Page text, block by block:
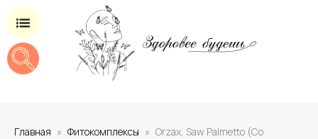
Главная Фитокомплексы
Orzax, Saw Palmetto (Со